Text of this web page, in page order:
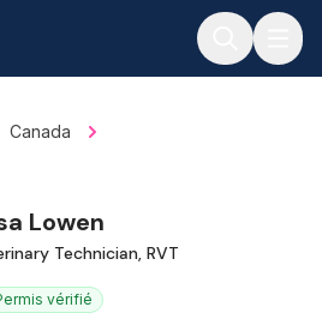
Canada
Lowen
Technician, RVT
vérifié